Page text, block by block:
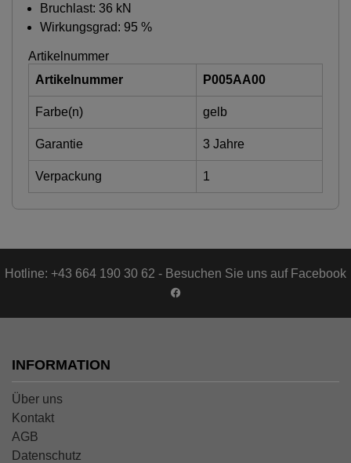
Bruchlast: 36 kN
Wirkungsgrad: 95 %
Artikelnummer
Artikelnummer
P005AA00
Farbe(n) gelb
Garantie 3 Jahre
Verpackung 1
Hotline: +43 664 190 30 62 - Besuchen Sie uns auf Facebook
INFORMATION
Über uns
Kontakt
AGB
Datenschutz